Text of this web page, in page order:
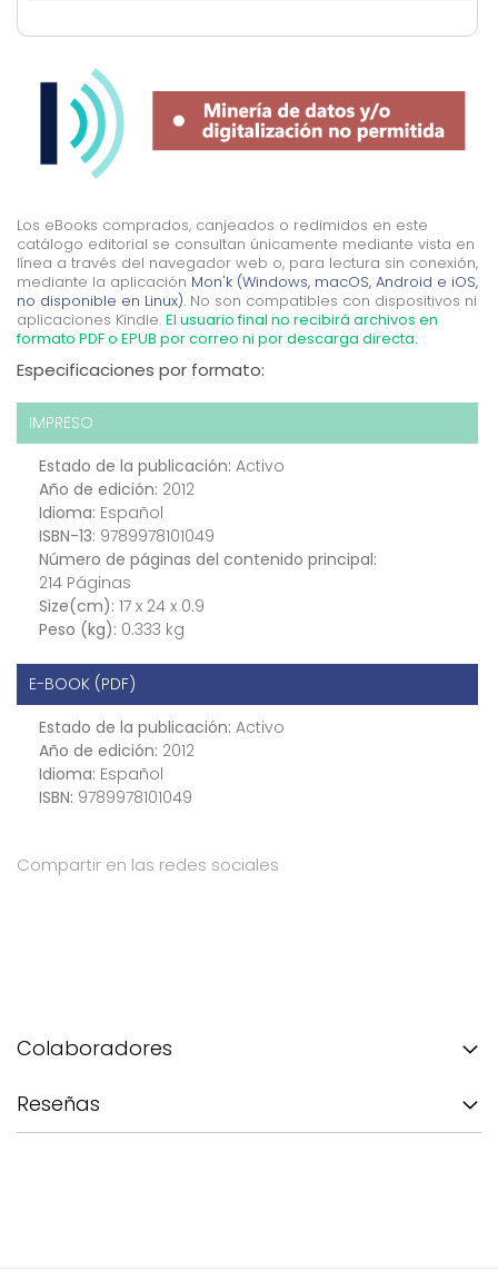
Los eBooks comprados, canjeados o redimidos en este
catálogo editorial se consultan únicamente mediante vista en
línea a través del navegador web o, para lectura sin conexión,
mediante la aplicación Mon'k (Windows, macOS, Android e iOS,
no disponible en Linux). No son compatibles con dispositivos ni
aplicaciones Kindle. El usuario final no recibirá archivos en
formato PDF o EPUB por correo ni por descarga directa.
Especificaciones por formato:
IMPRESO
Estado de la publicación: Activo
Año de edición: 2012
Idioma: Español
ISBN-13: 9789978101049
Número de páginas del contenido principal:
214 Páginas
Size(cm): 17 x 24 x 0.9
Peso (kg): 0.333 kg
E-BOOK (PDF)
Estado de la publicación: Activo
Año de edición: 2012
Idioma: Español
ISBN: 9789978101049
Compartir en las redes sociales
Colaboradores
Reseñas